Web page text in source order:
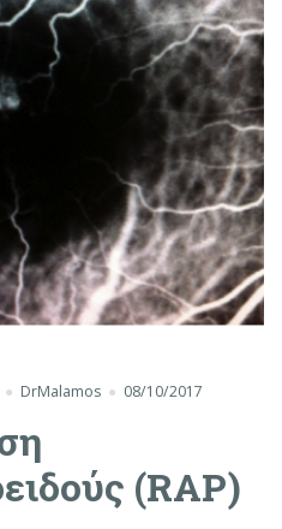
DrMalamos 08/10/2017
(RAP)